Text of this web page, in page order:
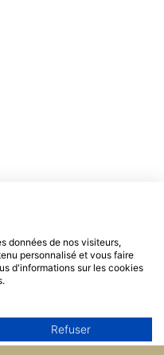
données de nos visiteurs,
personnalisé et vous faire
d'informations sur les cookies
Refuser